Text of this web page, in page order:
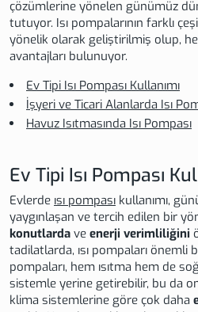
çözümlerine yönelen günümüz
tutuyor. Isı pompalarının farklı
yönelik olarak geliştirilmiş olup,
avantajları bulunuyor.
Ev Tipi Isı Pompası Kullanımı
İşyeri ve Ticari Alanlarda Isı
Havuz Isıtmasında Isı Pompası
Ev Tipi Isı Pompası
Evlerde ısı pompası kullanımı,
yaygınlaşan ve tercih edilen bir
konutlarda ve enerji verimliliğini
tadilatlarda, ısı pompaları önemli
pompaları, hem ısıtma hem de
sistemle yerine getirebilir, bu da
klima sistemlerine göre çok daha